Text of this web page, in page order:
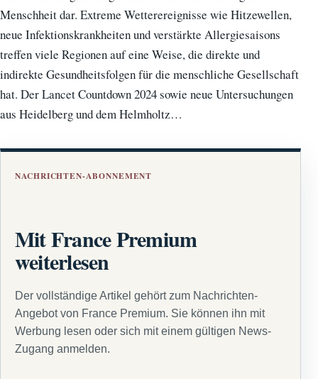
Menschheit dar. Extreme Wetterereignisse wie Hitzewellen,
neue Infektionskrankheiten und verstärkte Allergiesaisons
treffen viele Regionen auf eine Weise, die direkte und
indirekte Gesundheitsfolgen für die menschliche Gesellschaft
hat. Der Lancet Countdown 2024 sowie neue Untersuchungen
aus Heidelberg und dem Helmholtz…
NACHRICHTEN-ABONNEMENT
Mit France Premium
weiterlesen
Der vollständige Artikel gehört zum Nachrichten-
Angebot von France Premium. Sie können ihn mit
Werbung lesen oder sich mit einem gültigen News-
Zugang anmelden.